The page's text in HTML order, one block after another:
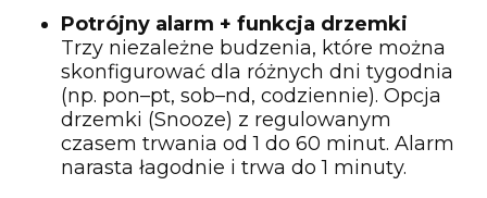
Potrójny alarm + funkcja drzemki
Trzy niezależne budzenia, które można
skonfigurować dla różnych dni tygodnia
(np. pon–pt, sob–nd, codziennie). Opcja
drzemki (Snooze) z regulowanym
czasem trwania od 1 do 60 minut. Alarm
narasta łagodnie i trwa do 1 minuty.